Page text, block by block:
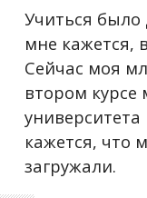
Учиться было
мне кажется,
Сейчас моя
втором курсе
кажется, что
загружали.